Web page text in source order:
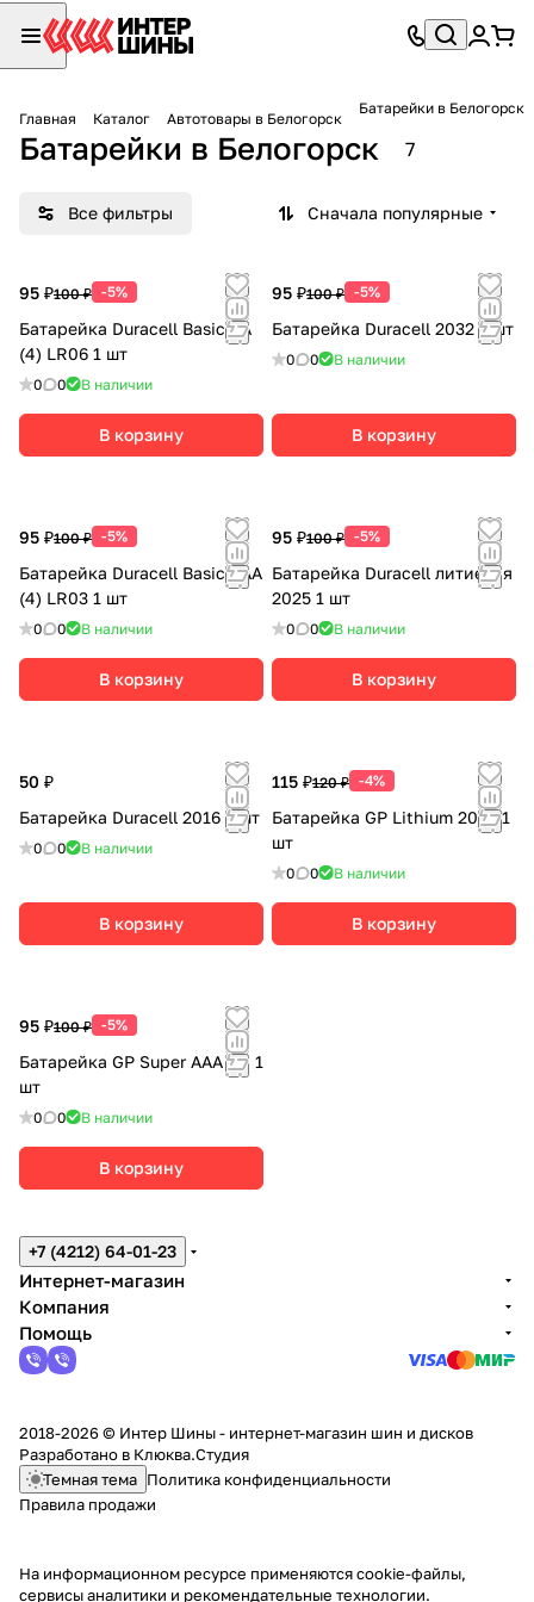
Главная Каталог Автотовары в Белогорск
Батарейки в Белогорск
Батарейки в Белогорск 7
Все фильтры Сначала популярные
95 ₽100 ₽ -5%
Батарейка Duracell Basic AA
(4) LR06 1 шт
0 0 В наличии
В корзину
95 ₽100 ₽ -5%
Батарейка Duracell 2032 1 шт
0 0 В наличии
В корзину
95 ₽100 ₽ -5%
Батарейка Duracell Basic AAA
(4) LR03 1 шт
0 0 В наличии
В корзину
95 ₽100 ₽ -5%
Батарейка Duracell литиевая
2025 1 шт
0 0 В наличии
В корзину
50 ₽
Батарейка Duracell 2016 1 шт
0 0 В наличии
В корзину
115 ₽120 ₽ -4%
Батарейка GP Lithium 2032 1
шт
0 0 В наличии
В корзину
95 ₽100 ₽ -5%
Батарейка GP Super AAA (4) 1
шт
0 0 В наличии
В корзину
+7 (4212) 64-01-23
Интернет-магазин
Компания
Помощь
2018-2026 © Интер Шины - интернет-магазин шин и дисков
Разработано в Клюква.Студия
Темная тема Политика конфиденциальности
Правила продажи
На информационном ресурсе применяютсяcookie-файлы,
сервисы аналитики и рекомендательные технологии.